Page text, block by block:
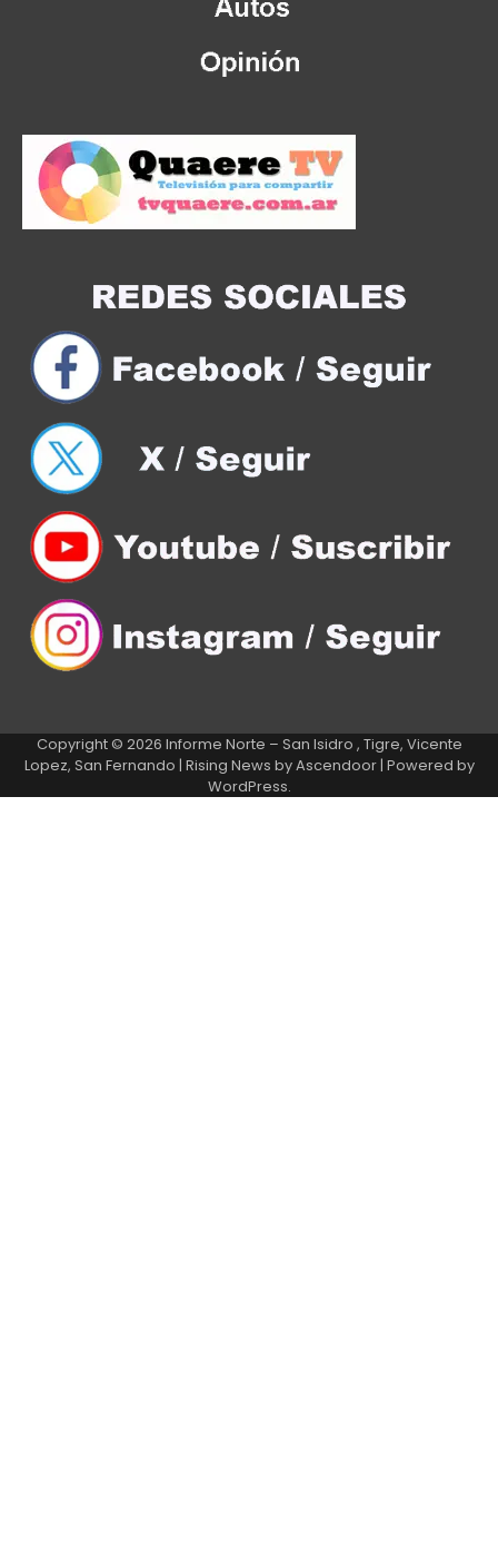
Copyright © 2026 Informe Norte – San Isidro , Tigre, Vicente
Lopez, San Fernando | Rising News byAscendoor| Powered by
WordPress.